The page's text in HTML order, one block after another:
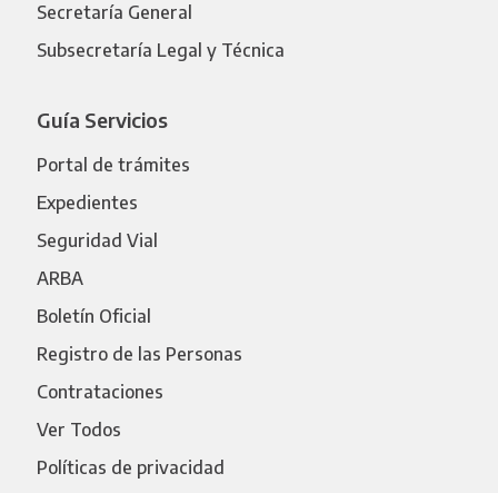
Secretaría General
Subsecretaría Legal y Técnica
Guía Servicios
Portal de trámites
Expedientes
Seguridad Vial
ARBA
Boletín Oficial
Registro de las Personas
Contrataciones
Ver Todos
Políticas de privacidad